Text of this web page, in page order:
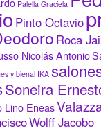
Palella Graciela
Pinto Octavio
Roca
Nicolás Antonio
y bienal IKA
Soneira
Lino Eneas
Wolff Jacobo